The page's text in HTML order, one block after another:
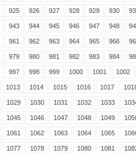
925 926 927 928 929 930
943 944 945 946 947 948
961 962 963 964 965 966
979 980 981 982 983 984
997 998 999 1000 1001 1002
1013 1014 1015 1016 1017
1029 1030 1031 1032 1033
1045 1046 1047 1048 1049
1061 1062 1063 1064 1065
1077 1078 1079 1080 1081